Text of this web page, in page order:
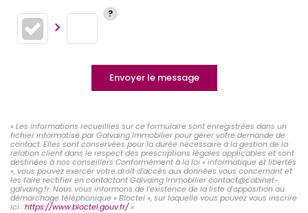
Envoyer le message
« Les informations recueillies sur ce formulaire sont enregistrées dans un
fichier informatisé par Galvaing Immobilier pour gérer votre demande de
contact. Elles sont conservées pour la durée nécessaire à la gestion de la
relation client dans le respect des prescriptions légales applicables et sont
destinées à nos conseillers Conformément à la loi « informatique et libertés
», vous pouvez exercer votre droit d'accès aux données vous concernant et
les faire rectifier en contactant Galvaing Immobilier contact@cabinet-
galvaing.fr. Nous vous informons de l'existence de la liste d'opposition au
démarchage téléphonique « Bloctel », sur laquelle vous pouvez vous inscrire
ici : https://www.bloctel.gouv.fr/»